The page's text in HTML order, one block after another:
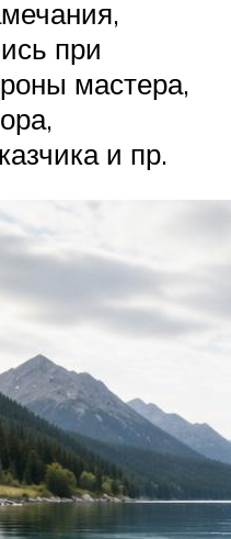
при
мастера,
и пр.